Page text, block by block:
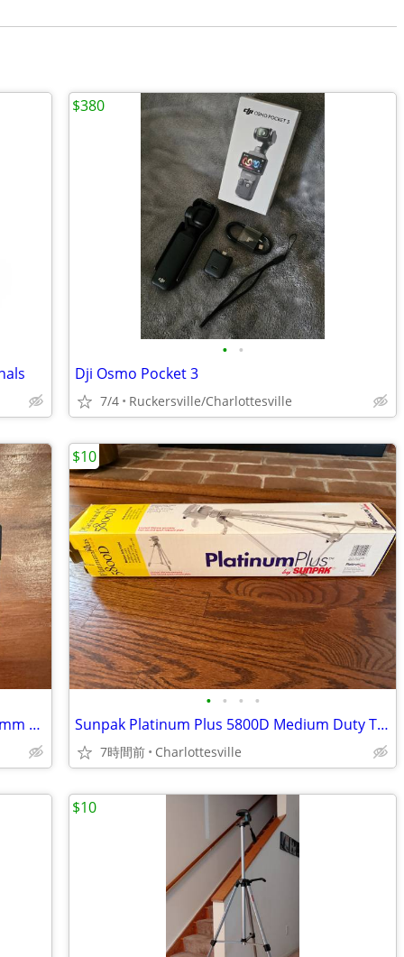
• •
Dji Osmo Pocket 3
7/4 Ruckersville/Charlottesville
$380
Vintage Konica C35 AF Point & Shoot 35mm Film Camera
• • • •
Sunpak Platinum Plus 5800D Medium Duty Tripod
7時間前 Charlottesville
$10
$10